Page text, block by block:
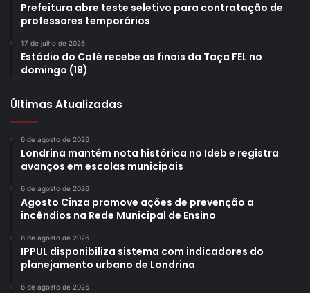
música
projeto promic roda de samba
samba
Samba dá Voltas
Samba Pé Vermelho
zona norte
Prefeitura abre teste seletivo para contratação de
professores temporários
17 de julho de 2026
Estádio do Café recebe as finais da Taça FEL no
domingo (19)
Últimas Atualizadas
6 de agosto de 2026
Londrina mantém nota histórica no Ideb e registra
avanços em escolas municipais
6 de agosto de 2026
Agosto Cinza promove ações de prevenção a
incêndios na Rede Municipal de Ensino
6 de agosto de 2026
IPPUL disponibiliza sistema com indicadores do
planejamento urbano de Londrina
6 de agosto de 2026